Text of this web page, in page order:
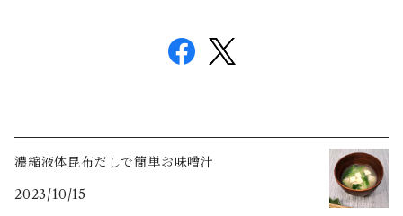
濃縮液体昆布だしで簡単お味噌汁
2023/10/15